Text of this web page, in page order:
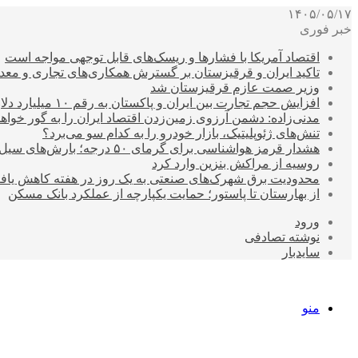
۱۴۰۵/۰۵/۱۷
خبر فوری
اقتصاد آمریکا با فشارها و ریسک‌های قابل توجهی مواجه است
تاکید ایران و قرقیزستان بر گسترش همکاری‌های تجاری و
وزیر صمت عازم قرقیزستان شد
افزایش حجم تجارت بین ایران و پاکستان به رقم ۱۰ میلیارد دلار
مدنی‌زاده: دشمن آرزوی زمین‌زدن اقتصاد ایران را به گور
تنش‌های ژئوپلیتیک، بازار خودرو را به کدام سو می‌برد؟
هشدار قرمز هواشناسی برای گرمای ۵۰ درجه؛ بارش‌های سیل‌آسا در ۳ استان
روسیه از مراکش بنزین وارد کرد
محدودیت برق شهرک‌های صنعتی به یک روز در هفته کاهش
از بهارستان تا پاستور؛ حمایت یکپارچه از عملکرد بانک مسکن
ورود
نوشته تصادفی
سایدبار
منو